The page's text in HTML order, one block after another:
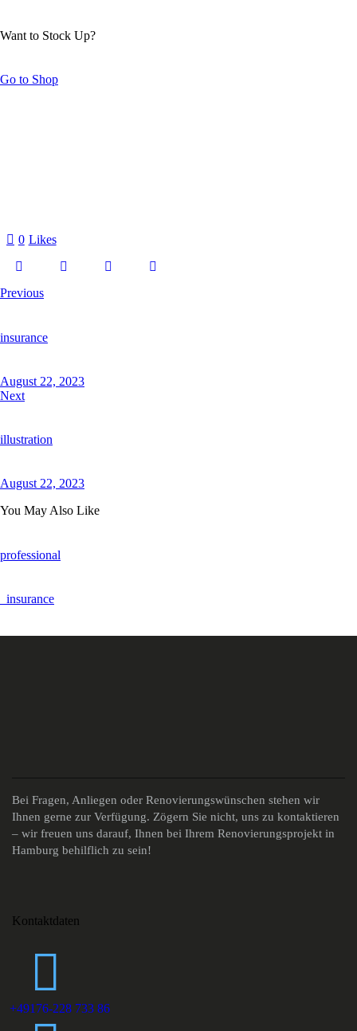
Want to Stock Up?
Go to Shop
0 Likes
Previous
insurance
August 22, 2023
Next
illustration
August 22, 2023
You May Also Like
professional
_insurance
Bei Fragen, Anliegen oder Renovierungswünschen stehen wir
Ihnen gerne zur Verfügung. Zögern Sie nicht, uns zu kontaktieren
– wir freuen uns darauf, Ihnen bei Ihrem Renovierungsprojekt in
Hamburg behilflich zu sein!
Kontaktdaten
+49176-228 733 86